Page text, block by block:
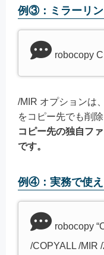
例③：ミラーリン
robocopy
/MIR オプションは
をコピー先でも削
コピー先の独自フ
です。
例④：実務で使
robocopy
/COPYALL /MIR